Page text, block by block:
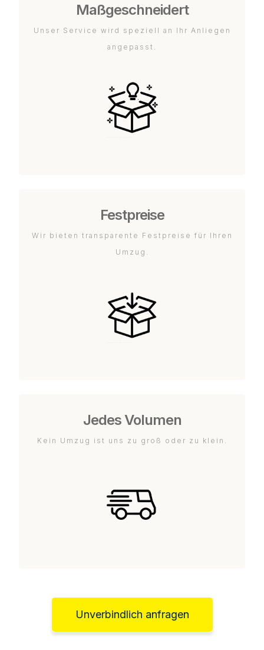
Maßgeschneidert
Unser Service wird speziell an Ihr Anliegen
angepasst.
Festpreise
Wir bieten transparente Festpreise für Ihren
Umzug.
Jedes Volumen
Kein Umzug ist uns zu groß oder zu klein.
Unverbindlich anfragen